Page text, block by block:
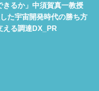
きるか」中須賀真一教授
た宇宙開発時代の勝ち方
える調達DX_PR